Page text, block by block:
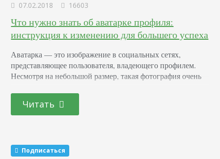
07.02.2018 16603
Что нужно знать об аватарке профиля:
инструкция к изменению для большего успеха
Аватарка — это изображение в социальных сетях,
представляющее пользователя, владеющего профилем.
Несмотря на небольшой размер, такая фотография очень
в интернете. Для коммерческих страниц она представляет
собой «лицо» бренда. Именно поэтому каждый человек,
Читать
Подписаться